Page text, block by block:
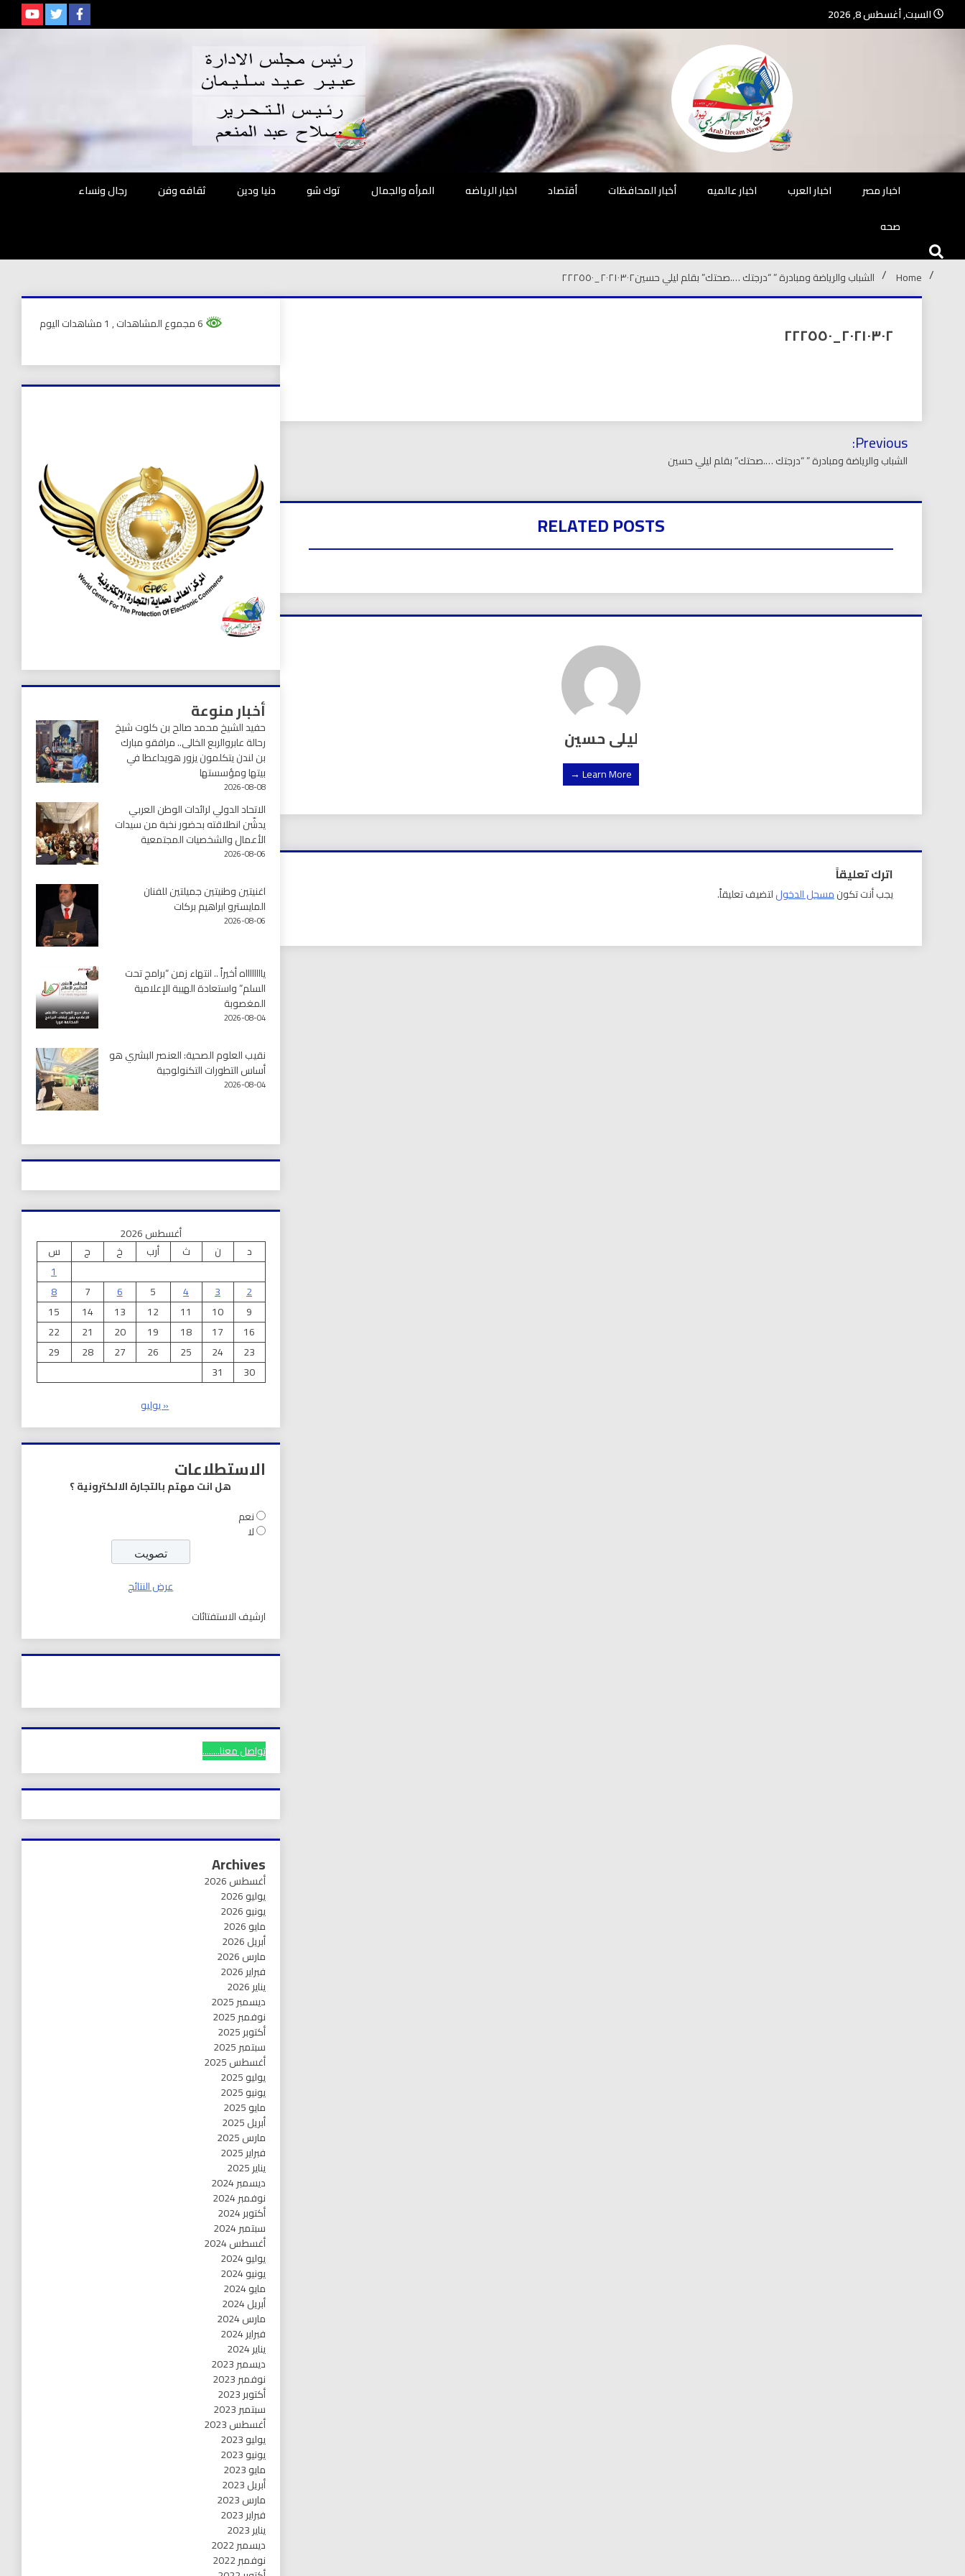
السبت, أغسطس 8, 2026
جريدة الحلم
العربي نيوز
جريدة مستقلة – صحافة تضيئ لك الواقع
اخبار مصر
اخبار العرب اخبار عالميه أخبار المحافظات أقتصاد اخبار الرياضه المرأه والجمال توك شو دنيا ودين ثقافه وفن
رجال ونساء
صحه
Home الشباب والرياضة ومبادرة ” “درجتك ….صحتك” بقلم ليلي حسين٢٠٢١٠٣٠٢_٢٢٢٥٥٠
٢٠٢١٠٣٠٢_٢٢٢٥٥٠
تصفّح
المقالات
Previous:
الشباب والرياضة ومبادرة ” “درجتك ….صحتك” بقلم ليلي حسين
RELATED POSTS
ليلى حسين
Learn More →
اترك تعليقاً
يجب أنت تكونمسجل الدخوللتضيف تعليقاً.
, 1 مشاهدات اليوم
أخبار منوعة
حفيد الشيخ محمد صالح بن كلوت شيخ
رحالة عابروالربع الخالى.. مرافقو مبارك
بن لندن يتكلمون يزور هويداعطا في
بيتها ومؤسستها
2026-08-08
الاتحاد الدولي لرائدات الوطن العربي
يدشّن انطلاقته بحضور نخبة من سيدات
الأعمال والشخصيات المجتمعية
2026-08-06
اغنيتين وطنيتين جميلتين للفنان
المايسترو ابراهيم بركات
2026-08-06
يااااااااه أخيراً .. انتهاء زمن “برامج تحت
السلم” واستعادة الهيبة الإعلامية
المغصوبة
2026-08-04
نقيب العلوم الصحية: العنصر البشري هو
أساس التطورات التكنولوجية
2026-08-04
أغسطس 2026
د
ن ث أرب خ ج
س
1
2
3
4
5
6
7
8
9
10
11
12
13
14
15
16
17
18
19
20
21
22
23
24
25
26
27
28
29
30
31
« يوليو
الاستطلاعات
هل انت مهتم بالتجارة الالكترونية ؟
نعم
لا
عرض النتائج
ارشيف الاستفتائات
تواصل معنا........
Archives
أغسطس 2026
يوليو 2026
يونيو 2026
مايو 2026
أبريل 2026
مارس 2026
فبراير 2026
يناير 2026
ديسمبر 2025
نوفمبر 2025
أكتوبر 2025
سبتمبر 2025
أغسطس 2025
يوليو 2025
يونيو 2025
مايو 2025
أبريل 2025
مارس 2025
فبراير 2025
يناير 2025
ديسمبر 2024
نوفمبر 2024
أكتوبر 2024
سبتمبر 2024
أغسطس 2024
يوليو 2024
يونيو 2024
مايو 2024
أبريل 2024
مارس 2024
فبراير 2024
يناير 2024
ديسمبر 2023
نوفمبر 2023
أكتوبر 2023
سبتمبر 2023
أغسطس 2023
يوليو 2023
يونيو 2023
مايو 2023
أبريل 2023
مارس 2023
فبراير 2023
يناير 2023
ديسمبر 2022
نوفمبر 2022